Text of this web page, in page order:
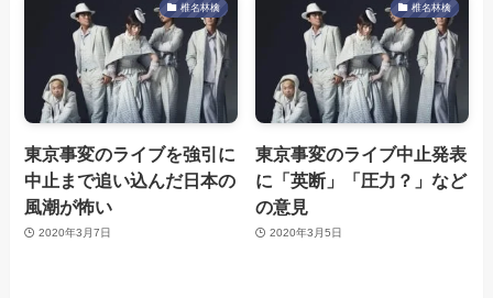
椎名林檎
東京事変のライブを強引に
中止まで追い込んだ日本の
風潮が怖い
2020年3月7日
椎名林檎
東京事変のライブ中止発表
に「英断」「圧力？」など
の意見
2020年3月5日